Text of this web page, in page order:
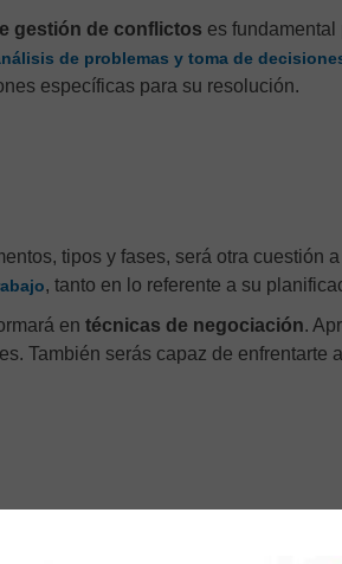
gestión de conflictos es fundamental
de problemas y toma de
específicas para su resolución.
tipos y fases, será otra cuestión
, tanto en lo referente a su
en técnicas de negociación.
También serás capaz de enfrentarte
como un preciado recurso y, de